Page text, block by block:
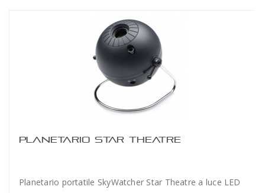
PLANETARIO STAR THEATRE
Planetario portatile SkyWatcher Star Theatre a luce LED